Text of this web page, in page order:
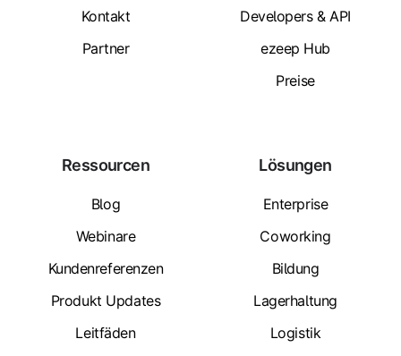
Kontakt
Partner
Developers & API
ezeep Hub
Preise
Ressourcen
Blog
Webinare
Kundenreferenzen
Produkt Updates
Leitfäden
Lösungen
Enterprise
Coworking
Bildung
Lagerhaltung
Logistik